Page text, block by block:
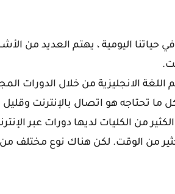
في حياتنا اليومية ، يهتم العديد من
الانجليزية من خلال الدورات
تحتاجه هو اتصال بالإنترنت وقليل
من الكليات لديها دورات عبر
من الوقت. لكن هناك نوع مختلف